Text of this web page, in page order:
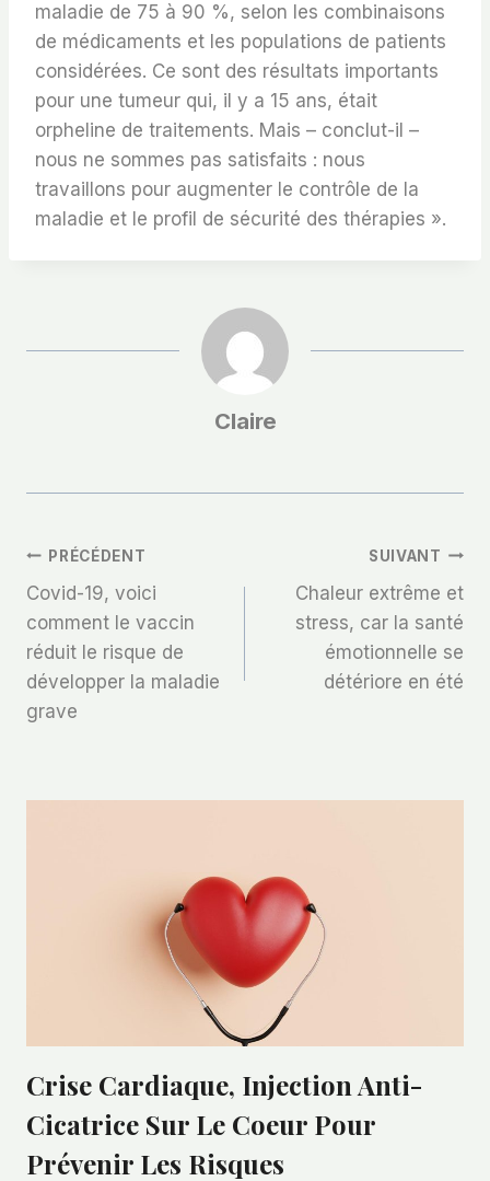
maladie de 75 à 90 %, selon les combinaisons
de médicaments et les populations de patients
considérées. Ce sont des résultats importants
pour une tumeur qui, il y a 15 ans, était
orpheline de traitements. Mais – conclut-il –
nous ne sommes pas satisfaits : nous
travaillons pour augmenter le contrôle de la
maladie et le profil de sécurité des thérapies ».
Claire
Navigation
De
L’article
PRÉCÉDENT
Covid-19, voici
comment le vaccin
réduit le risque de
développer la maladie
grave
SUIVANT
Chaleur extrême et
stress, car la santé
émotionnelle se
détériore en été
Crise Cardiaque, Injection Anti-
Cicatrice Sur Le Coeur Pour
Prévenir Les Risques